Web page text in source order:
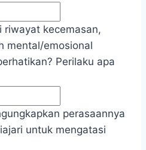
riwayat kecemasan,
mental/emosional
Perilaku apa
perasaannya
untuk mengatasi